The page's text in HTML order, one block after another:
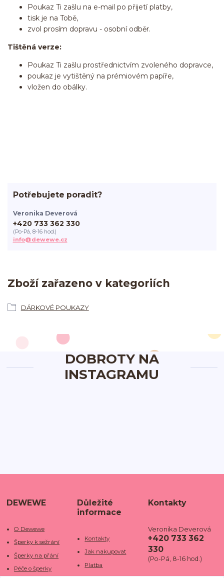
Poukaz Ti zašlu na e-mail po přijetí platby,
tisk je na Tobě,
zvol prosím dopravu - osobní odběr.
Tištěná verze:
Poukaz Ti zašlu prostřednictvím zvoleného dopravce,
poukaz je vytištěný na prémiovém papíře,
vložen do obálky.
Zboží zařazeno v kategoriích
DÁRKOVÉ POUKAZY
Potřebujete poradit?
Veronika Deverová
+420 733 362 330
(Po-Pá, 8-16 hod.)
info@dewewe.cz
DOBROTY NA
INSTAGRAMU
DEWEWE
O Dewewe
Šperky k sežrání
Šperky na přání
Péče o šperky
Důležité
informace
Kontakty
Jak nakupovat
Platba
Kontakty
Veronika Deverová
+420 733 362
330
(Po-Pá, 8-16 hod.)